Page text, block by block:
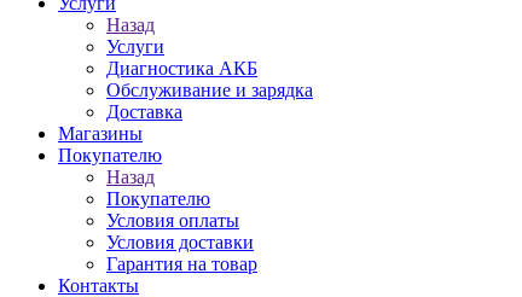
Назад
Услуги
Диагностика АКБ
Обслуживание и зарядка
Доставка
Магазины
Покупателю
Назад
Покупателю
Условия оплаты
Условия доставки
Гарантия на товар
Контакты